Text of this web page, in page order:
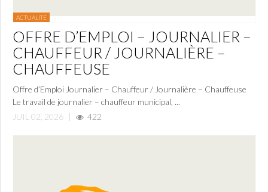
ACTUALITÉ
OFFRE D’EMPLOI – JOURNALIER –
CHAUFFEUR / JOURNALIÈRE –
CHAUFFEUSE
Offre d’Emploi Journalier – Chauffeur / Journalière – Chauffeuse
Le travail de journalier – chauffeur municipal, ...
JUIL 02, 2026 | 422